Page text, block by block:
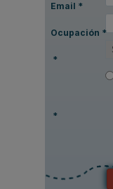
Email *
Ocupación *
*
*